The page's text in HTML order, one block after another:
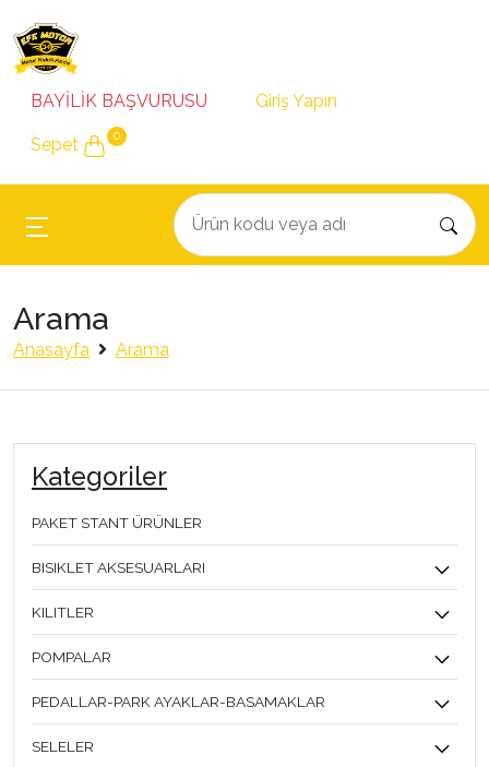
BAYİLİK BAŞVURUSU Giriş Yapın
Sepet 0
Arama
Anasayfa Arama
Kategoriler
PAKET STANT ÜRÜNLER
BISIKLET AKSESUARLARI
KILITLER
POMPALAR
PEDALLAR-PARK AYAKLAR-BASAMAKLAR
SELELER